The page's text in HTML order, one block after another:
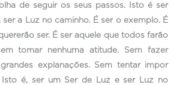
de seguir os seus passos. Isto é ser
ser a Luz no caminho. É ser o exemplo. É
ser. É ser aquele que todos farão
tomar nenhuma atitude. Sem fazer
explanações. Sem tentar impor
Isto é, ser um Ser de Luz e ser Luz no